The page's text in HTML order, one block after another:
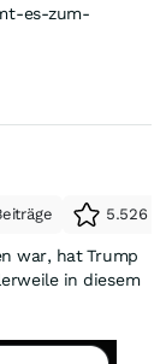
es-zum-
Millionen
Das sind nur
aus der EU
festgelegt.
5.526
war, hat Trump